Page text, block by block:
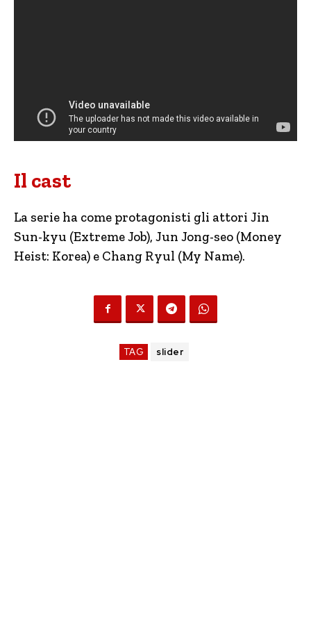
Il cast
La serie ha come protagonisti gli attori Jin
Sun-kyu (Extreme Job), Jun Jong-seo (Money
Heist: Korea) e Chang Ryul (My Name).
TAG slider